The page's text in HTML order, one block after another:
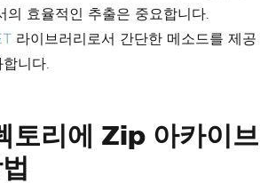
의 효율적인 추출은 중요합니다.
라이브러리로서 간단한 메소드를 제공
니다.
토리에 Zip 아카이브